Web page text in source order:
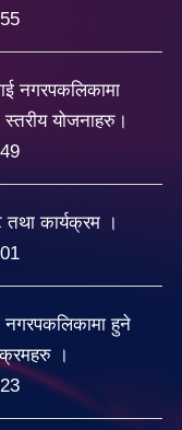
नगरपकलिकामा
योजनाहरु।
कार्यक्रम ।
हुने
।